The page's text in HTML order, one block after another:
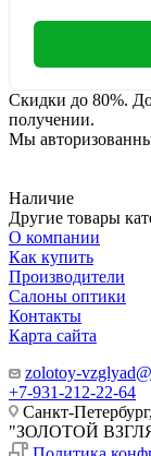
Скидки до 80%.
получении.
Мы
Наличие
Другие товары
О компании
Как купить
Производители
Салоны оптики
Контакты
Карта сайта
zolotoy-
+7-931-212-22-64
Санкт-
"ЗОЛОТОЙ